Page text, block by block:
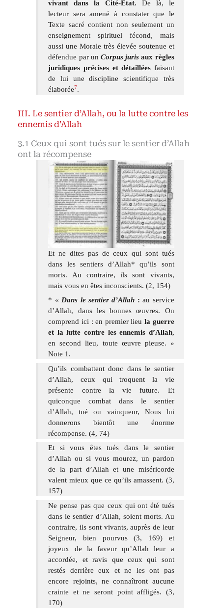
vivant dans la Cité-État. De là, le
lecteur sera amené à constater que le
Texte sacré contient non seulement un
enseignement spirituel fécond, mais
aussi une Morale très élevée soutenue et
défendue par un Corpus juris aux règles
juridiques précises et détaillées faisant
de lui une discipline scientifique très
élaborée7.
Le sentier d’Allah, ou la lutte contre les
ennemis d’Allah
Ceux qui sont tués sur le sentier d’Allah
ont la récompense
Et ne dites pas de ceux qui sont tués
dans les sentiers d’Allah* qu’ils sont
morts. Au contraire, ils sont vivants,
mais vous en êtes inconscients. (2, 154)
* «Dans le sentier d’Allah : au service
d’Allah, dans les bonnes œuvres. On
comprend ici : en premier lieu la guerre
et la lutte contre les ennemis d’Allah,
en second lieu, toute œuvre pieuse. »
Note 1.
Qu’ils combattent donc dans le sentier
d’Allah, ceux qui troquent la vie
présente contre la vie future. Et
quiconque combat dans le sentier
d’Allah, tué ou vainqueur, Nous lui
donnerons bientôt une énorme
récompense. (4, 74)
Et si vous êtes tués dans le sentier
d’Allah ou si vous mourez, un pardon
de la part d’Allah et une miséricorde
valent mieux que ce qu’ils amassent. (3,
157)
Ne pense pas que ceux qui ont été tués
dans le sentier d’Allah, soient morts. Au
contraire, ils sont vivants, auprès de leur
Seigneur, bien pourvus (3, 169) et
joyeux de la faveur qu’Allah leur a
accordée, et ravis que ceux qui sont
restés derrière eux et ne les ont pas
encore rejoints, ne connaîtront aucune
crainte et ne seront point affligés. (3,
170)